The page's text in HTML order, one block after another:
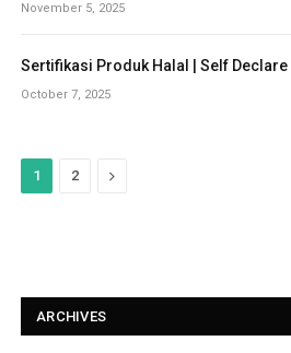
November 5, 2025
Sertifikasi Produk Halal | Self Declare
October 7, 2025
1 2
N
ARCHIVES